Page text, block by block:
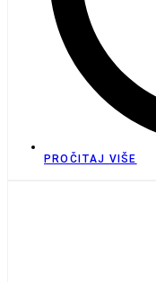
PROČITAJ VIŠE